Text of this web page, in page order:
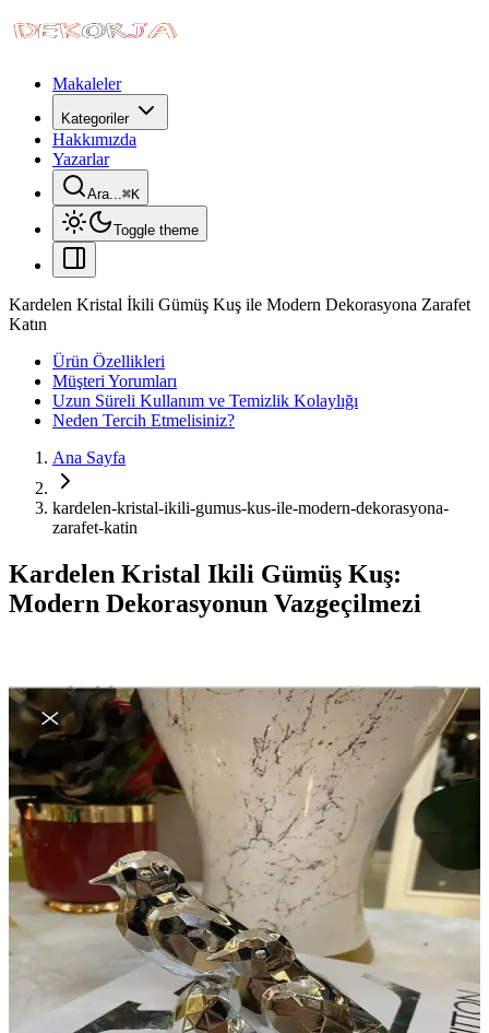
Makaleler
Kategoriler
Hakkımızda
Yazarlar
Ara...⌘K
Toggle theme
Kardelen Kristal İkili Gümüş Kuş ile Modern Dekorasyona Zarafet
Katın
Ürün Özellikleri
Müşteri Yorumları
Uzun Süreli Kullanım ve Temizlik Kolaylığı
Neden Tercih Etmelisiniz?
Ana Sayfa
kardelen-kristal-ikili-gumus-kus-ile-modern-dekorasyona-
zarafet-katin
Kardelen Kristal Ikili Gümüş Kuş:
Modern Dekorasyonun Vazgeçilmezi